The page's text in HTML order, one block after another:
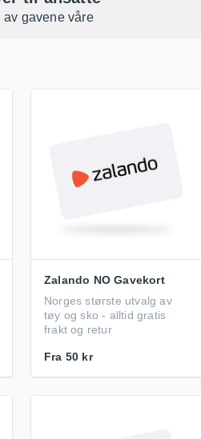
av gavene våre
Zalando NO Gavekort
Norges største utvalg av
tøy og sko - alltid gratis
frakt og retur
Fra 50 kr